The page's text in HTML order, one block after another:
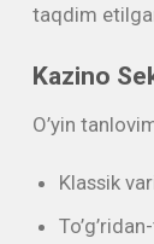
taqdim
Kazino
O’yin
Klassik